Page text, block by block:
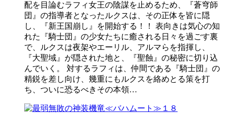
配を目論むラフィ女王の陰謀を止めるため、『蒼穹師
団』の指導者となったルクスは、その正体を皆に隠
し、『新王国崩し』を開始する！！ 表向きは気心の知
れた『騎士団』の少女たちに癒される日々を過ごす裏
で、ルクスは夜架やエーリル、アルマらを指揮し、
『大聖域』が隠された地と、『聖蝕』の秘密に切り込
んでいく。 対するラフィは、仲間である『騎士団』の
精鋭を差し向け、幾重にもルクスを絡めとる策を打
ち、ついに恐るべきその本領…